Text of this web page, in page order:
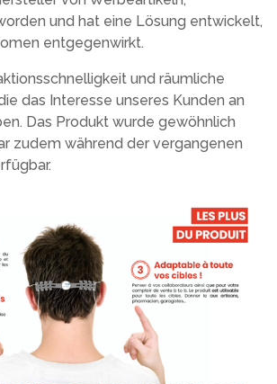
und hat eine Lösung entwickelt,
entgegenwirkt.
und räumliche
das Interesse unseres Kunden an
Das Produkt wurde gewöhnlich
zudem während der vergangenen